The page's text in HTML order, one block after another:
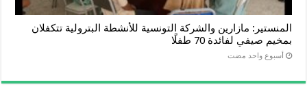
المنستير: مازارين والشركة التونسية للأنشطة البترولية تتكفلان
بمخيم صيفي لفائدة 70 طفلًا
‏أسبوع واحد مضت